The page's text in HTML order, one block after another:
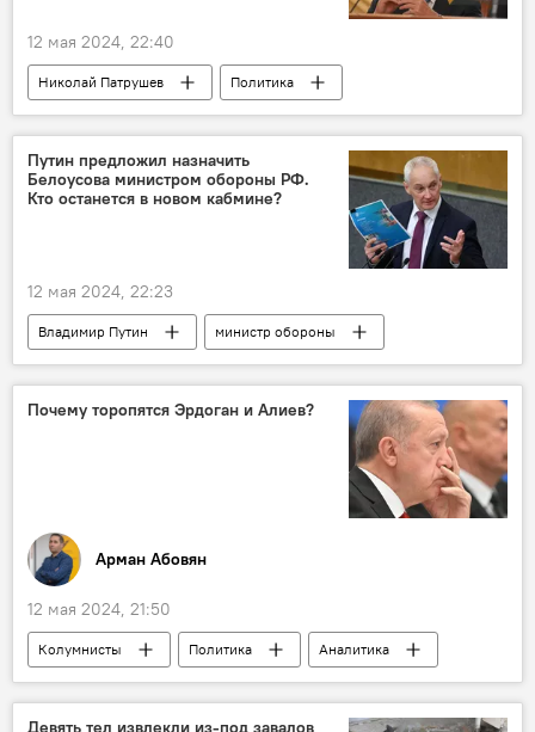
12 мая 2024, 22:40
Николай Патрушев
Политика
назначения
Сергей Шойгу
Путин предложил назначить
Белоусова министром обороны РФ.
Кто останется в новом кабмине?
12 мая 2024, 22:23
Владимир Путин
министр обороны
Россия
Политика
правительство
назначения
Почему торопятся Эрдоган и Алиев?
Арман Абовян
12 мая 2024, 21:50
Колумнисты Политика Аналитика
Девять тел извлекли из-под завалов